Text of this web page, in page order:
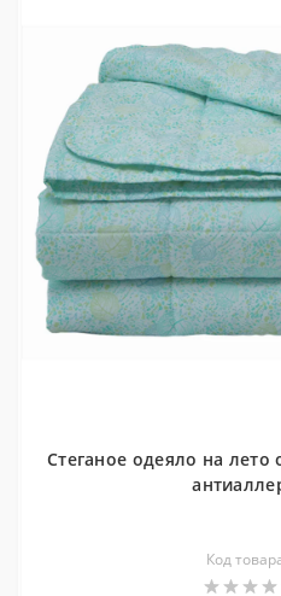
Стеганое одеяло на
Код